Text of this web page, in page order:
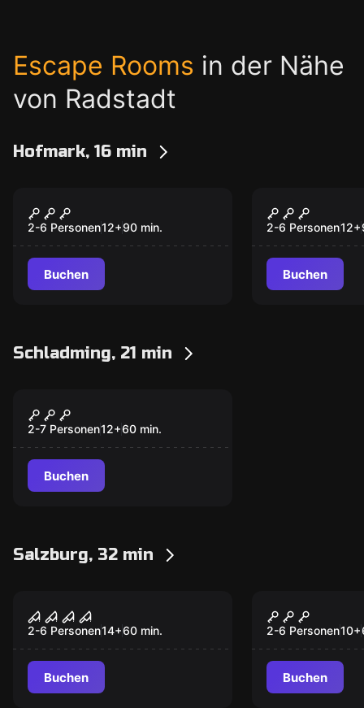
Escape Rooms in der Nähe
von Radstadt
Hofmark, 16 min
Neu
Alpenlegenden
2-6 Personen12+90 min.
Buchen
Neu
2-6 Personen12+
Buchen
Schladming, 21 min
Neu
Escape Room
Schladming
2-7 Personen12+60 min.
Buchen
Salzburg, 32 min
Populär
Das verlassene
Waisenhaus
2-6 Personen14+60 min.
Buchen
Populär
Mozarts
Die Kunst
2-6 Personen10+
Buchen